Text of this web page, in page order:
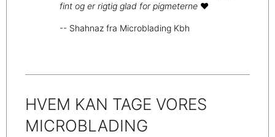
fint og er rigtig glad for pigmeterne ❤️
-- Shahnaz fra Microblading Kbh
HVEM KAN TAGE VORES
MICROBLADING